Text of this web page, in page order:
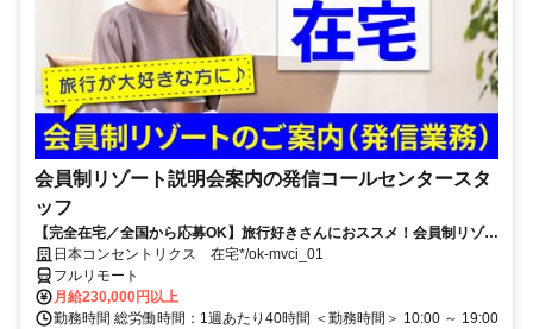
会員制リゾート説明会案内の発信コールセンタースタ
ッフ
【完全在宅／全国から応募OK】旅行好きさんにおススメ！会員制リゾー
トのご案内×テレワーク・リモートワーク◎月収34万円以上も可能！
日本コンセントリクス 在宅*/ok-mvci_01
フルリモート
月給230,000円以上
勤務時間 総労働時間：1週あたり40時間 ＜勤務時間＞ 10:00 ～ 19:00